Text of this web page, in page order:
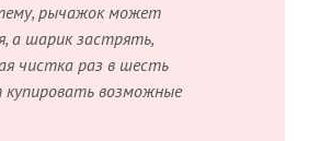
рычажок может
а шарик застрять,
чистка раз в шесть
возможные